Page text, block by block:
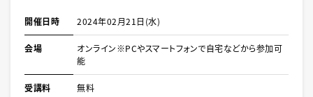
開催日時 2024年02月21日(水)
会場
オンライン※PCやスマートフォンで自宅などから参加可
能
受講料 無料